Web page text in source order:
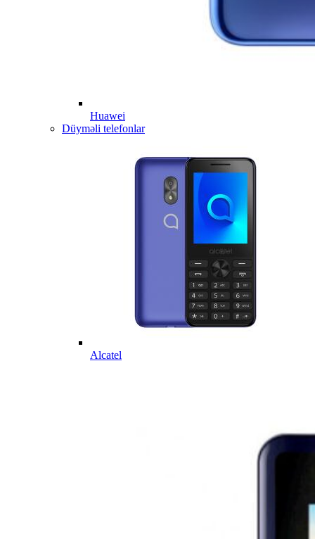
Huawei
Düyməli telefonlar
Alcatel